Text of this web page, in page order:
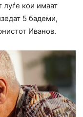
луѓе кои имаат
5 бадеми,
Иванов.